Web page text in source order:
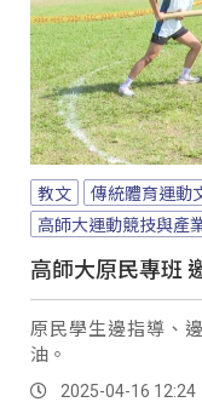
教文 傳統體育運動
高師大運動競技與產
高師大原民專班
原民學生邊指導、
油。
2025-04-16 12:24